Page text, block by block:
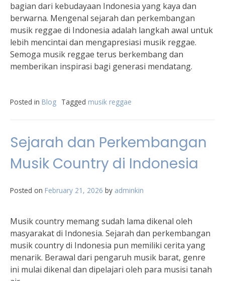
bagian dari kebudayaan Indonesia yang kaya dan
berwarna. Mengenal sejarah dan perkembangan
musik reggae di Indonesia adalah langkah awal untuk
lebih mencintai dan mengapresiasi musik reggae.
Semoga musik reggae terus berkembang dan
memberikan inspirasi bagi generasi mendatang.
Posted in Blog Tagged musik reggae
Sejarah dan Perkembangan
Musik Country di Indonesia
Posted on February 21, 2026 by adminkin
Musik country memang sudah lama dikenal oleh
masyarakat di Indonesia. Sejarah dan perkembangan
musik country di Indonesia pun memiliki cerita yang
menarik. Berawal dari pengaruh musik barat, genre
ini mulai dikenal dan dipelajari oleh para musisi tanah